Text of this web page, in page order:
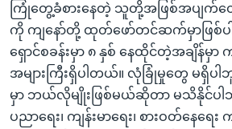
ကြုံတွေ့ခံစားနေတဲ့ သူတို့အဖြစ်အပျ
ကို ကျနော်တို့ ထုတ်ဖော်တင်ဆက်မှာဖြစ်ပ
ရှောင်စခန်းမှာ ၈ နှစ် နေထိုင်တဲ့အချိန်မှာ
အများကြီးရှိပါတယ်။ လုံခြုံမှုတွေ မရှိပ
မှာ ဘယ်လိုမျိုးဖြစ်မယ်ဆိုတာ မသိနိုင်ပါ
ပညာရေး၊ ကျန်းမာရေး၊ စားဝတ်နေရေး